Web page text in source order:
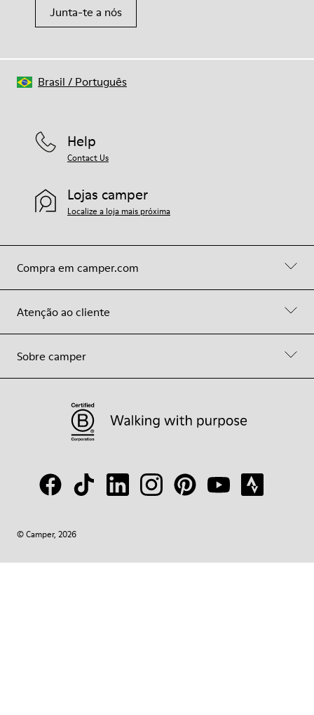
Junta-te a nós
Compra em camper.com
Atenção ao cliente
Sobre camper
Help
Contact Us
Lojas camper
Localize a loja mais próxima
© Camper, 2026
Brasil / Português